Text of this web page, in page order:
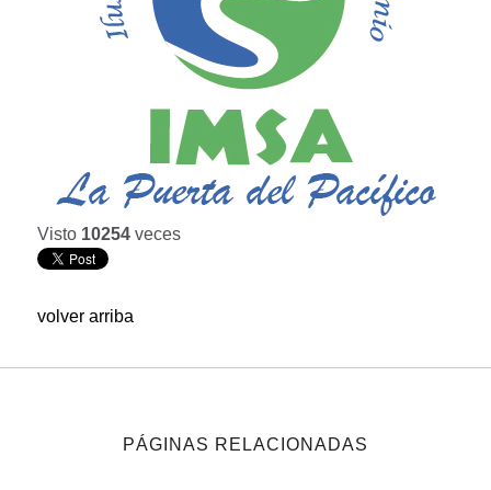
Visto 10254 veces
volver arriba
PÁGINAS RELACIONADAS